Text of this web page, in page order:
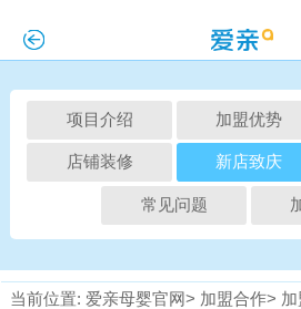
项目介绍 加盟优势
店铺装修 新店致庆
常见问题
当前位置: 爱亲母婴官网> 加盟合作>